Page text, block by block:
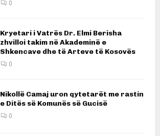
0
Kryetari i Vatrës Dr. Elmi Berisha
zhvilloi takim në Akademinë e
Shkencave dhe të Arteve të Kosovës
0
Nikollë Camaj uron qytetarët me rastin
e Ditës së Komunës së Gucisë
0